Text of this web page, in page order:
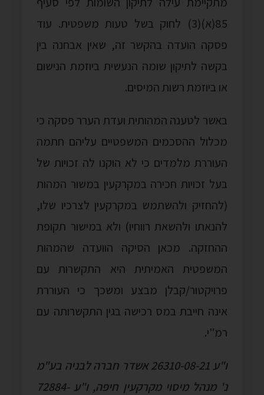
85(א)(3) לחוק בשל טעות משפטית. עוד
פסקה הועדה בהקשר זה, שאין אבחנה בין
בקשה לתיקון שומה הנעשית ביוזמת הנישום
או ביוזמת רשות המיסים.
באשר לטענה המהותית ועדת הערר פסקה כי
מכלול ההסכמים המשפטיים עליהם חתמה
העוררת מלמדים כי לא הוקנו לה זכויות של
בעל זכויות חכירה במקרקעין במשור המהות
(להחזיק ולהשתמש במקרקעין לצרכיו שלו,
להנאתו ולהשאת רווחיו) ולא במישור תקופת
ההחזקה. מכאן הסיקה הוועדה שהמהות
המשפטית האמיתית היא התקשרות עם
פרויקטור/קבלן מבצע ומשכך כי העוררת
אינה חייבת במס רכישה בגין התקשרותה עם
רמ"י.
ו"ע 26310-08-21 אשדר חברה לבניה בע"מ
נ' מנהל מיסוי מקרקעין חיפה, ו"ע 72884-